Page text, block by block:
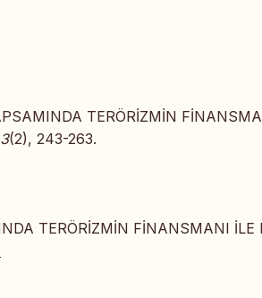
TERÖRİZMİN
3(2), 243-263.
TERÖRİZMİN FİNANSMANI İLE